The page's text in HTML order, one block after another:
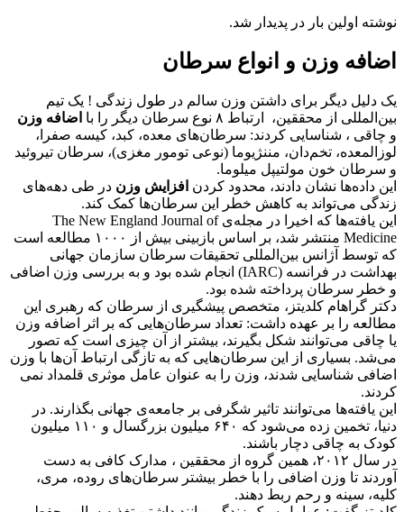
نوشته اولین بار در پدیدار شد.
اضافه وزن و انواع سرطان
یک دلیل دیگر برای داشتن وزن سالم در طول زندگی ! یک تیم
بین‌المللی از محققین، ارتباط ۸ نوع سرطان دیگر را با
اضافه وزن
و چاقی ، شناسایی کردند: سرطان‌های معده، کبد، کیسه صفرا،
لوزالمعده، تخم‌دان، مننژیوما (نوعی تومور مغزی)، سرطان تیروئید
و سرطان خون مولتیپل میلوما.
این داده‌ها نشان دادند، محدود کردن افزایش وزن در طی دهه‌های
زندگی می‌تواند به کاهش خطر این سرطان‌ها کمک کند.
این یافته‌ها که اخیرا در مجله‌ی The New England Journal of
Medicine منتشر شد، بر اساس بازبینی بیش از ۱۰۰۰ مطالعه است
که توسط آژانس بین‌المللی تحقیقات سرطان سازمان جهانی
بهداشت در فرانسه (IARC) انجام شده بود و به بررسی وزن اضافی
و خطر سرطان پرداخته شده بود.
دکتر گراهام کلدیتز، متخصص پیشگیری از سرطان که رهبری این
مطالعه را بر عهده داشت: تعداد سرطان‌هایی که بر اثر اضافه وزن
یا چاقی می‌توانند شکل بگیرند، بیشتر از آن چیزی است که تصور
می‌شد. بسیاری از این سرطان‌هایی که به تازگی ارتباط آن‌ها با وزن
اضافی شناسایی شدند، وزن را به عنوان عامل موثری قلمداد نمی
کردند.
این یافته‌ها می‌توانند تاثیر شگرفی بر جامعه‌ی جهانی بگذارند. در
دنیا، تخمین زده می‌شود که ۶۴۰ میلیون بزرگسال و ۱۱۰ میلیون
کودک به چاقی دچار باشند.
در سال ۲۰۱۲، همین گروه از محققین ، مدارک کافی به دست
آوردند تا وزن اضافی را با خطر بیشتر سرطان‌های روده، مری،
کلیه، سینه و رحم ربط دهند.